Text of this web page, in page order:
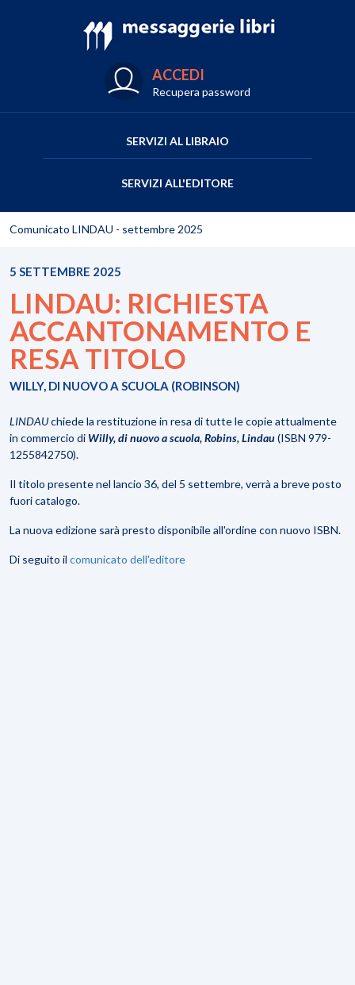
ACCEDI
Recupera password
SERVIZI AL LIBRAIO
SERVIZI ALL'EDITORE
Comunicato LINDAU - settembre 2025
5 SETTEMBRE 2025
LINDAU: RICHIESTA
ACCANTONAMENTO E
RESA TITOLO
WILLY, DI NUOVO A SCUOLA (ROBINSON)
LINDAUchiede la restituzione in resa di tutte le copie attualmente
in commercio di Willy, di nuovo a scuola, Robins, Lindau(ISBN 979-
1255842750).
Il titolo presente nel lancio 36, del 5 settembre, verrà a breve posto
fuori catalogo.
La nuova edizione sarà presto disponibile all'ordine con nuovo ISBN.
Di seguito il comunicato dell'editore